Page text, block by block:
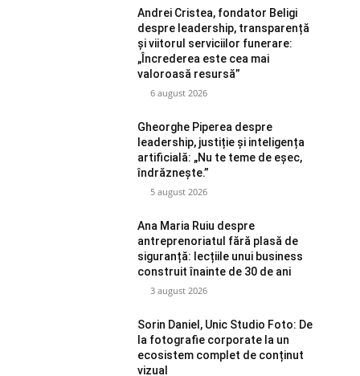
Andrei Cristea, fondator Beligi
despre leadership, transparență
și viitorul serviciilor funerare:
„Încrederea este cea mai
valoroasă resursă”
6 august 2026
Gheorghe Piperea despre
leadership, justiție și inteligența
artificială: „Nu te teme de eșec,
îndrăznește.”
5 august 2026
Ana Maria Ruiu despre
antreprenoriatul fără plasă de
siguranță: lecțiile unui business
construit înainte de 30 de ani
3 august 2026
Sorin Daniel, Unic Studio Foto: De
la fotografie corporate la un
ecosistem complet de conținut
vizual